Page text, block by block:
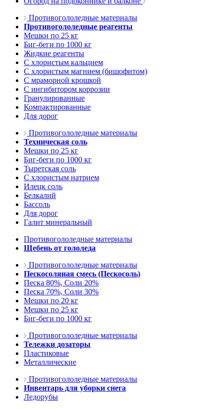
Противогололедные материалы
Противогололедные реагенты
Мешки по 25 кг
Биг-беги по 1000 кг
Жидкие реагенты
С хлористым кальцием
С хлористым магнием (бишофитом)
С мраморной крошкой
С ингибитором коррозии
Гранулированные
Компактированные
Для дорог
Противогололедные материалы
Техническая соль
Мешки по 25 кг
Биг-беги по 1000 кг
Тыретская соль
С хлористым натрием
Илецк соль
Белкалий
Бассоль
Для дорог
Галит минеральный
Противогололедные материалы
Щебень от гололеда
Противогололедные материалы
Пескосоляная смесь (Пескосоль)
Песка 80%, Соли 20%
Песка 70%, Соли 30%
Мешки по 20 кг
Мешки по 25 кг
Биг-беги по 1000 кг
Противогололедные материалы
Тележки дозаторы
Пластиковые
Металлические
Противогололедные материалы
Инвентарь для уборки снега
Ледорубы